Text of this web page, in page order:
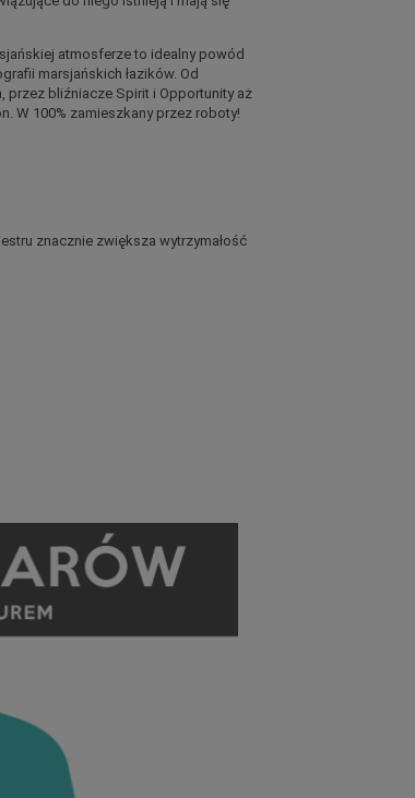
atmosferze to idealny powód
marsjańskich łazików. Od
przez bliźniacze Spirit i Opportunity aż
W 100% zamieszkany przez roboty!
znacznie zwiększa wytrzymałość